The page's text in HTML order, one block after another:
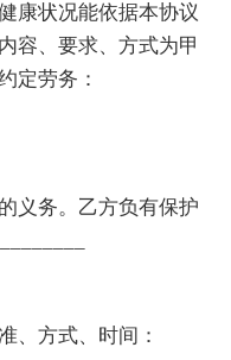
状况能依据本协议
容、要求、方式为甲
定劳务：
务。乙方负有保护
方式、时间：